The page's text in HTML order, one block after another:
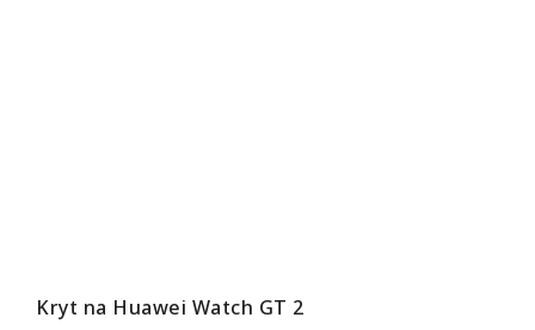
Kryt na Huawei Watch GT 2